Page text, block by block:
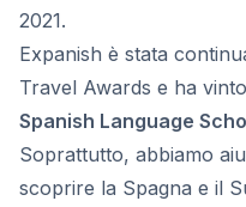
2021.
Expanish è stata
Travel Awards e ha
Spanish Language
Soprattutto, abbiamo
scoprire la Spagna e il